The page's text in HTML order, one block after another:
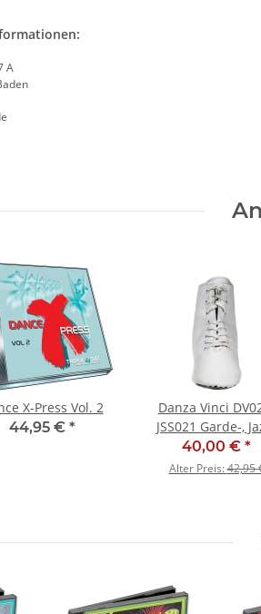
A
X-Press Vol. 2
44,95 € *
Danza Vinci
JSS021 Garde-,
und Tanzstiefel -
40,00 € *
Alter Preis:42,95